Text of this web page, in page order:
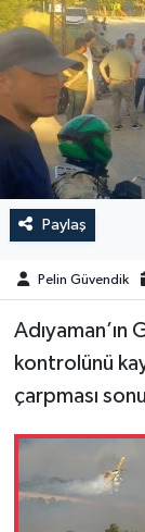
Paylaş
Pelin Güvendik
Adıyaman’ın
kontrolünü
çarpması